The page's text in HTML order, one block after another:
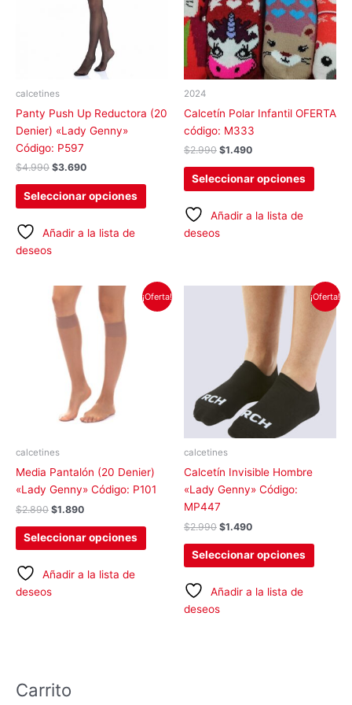
calcetines
Panty Push Up Reductora (20
Denier) «Lady Genny»
Código: P597
$4.990 $3.690
Seleccionar opciones
variantes.
opciones
en
Añadir a la lista de
deseos
2024
Calcetín Polar Infantil OFERTA
código: M333
$2.990 $1.490
Seleccionar opciones
Las
se
pueden
en
Añadir a la lista de
deseos
¡Oferta!
calcetines
Media Pantalón (20 Denier)
«Lady Genny» Código: P101
$2.890
El
precio
original
era:
$2.890.
$1.890
precio
actual
Seleccionar opciones
Este
producto
en
la
Añadir a la lista de
deseos
¡Oferta!
calcetines
Calcetín Invisible Hombre
«Lady Genny» Código:
MP447
$2.990
precio
original
$1.490
actual
$1.490.
Seleccionar opciones
Este
tiene
Las
se
Añadir a la lista de
deseos
Carrito